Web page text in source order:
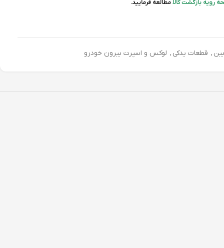
رویه بازگشت کالامطالعه فرمایید.
, قطعات یدکی , لوکس و اسپرت بیرون خودرو